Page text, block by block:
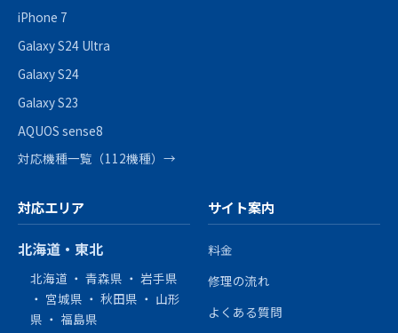
iPhone 7
Galaxy S24 Ultra
Galaxy S24
Galaxy S23
AQUOS sense8
対応機種一覧（112機種）→
対応エリア
北海道・東北
北海道 ・ 青森県 ・ 岩手県
・ 宮城県 ・ 秋田県 ・ 山形
県 ・ 福島県
サイト案内
料金
修理の流れ
よくある質問